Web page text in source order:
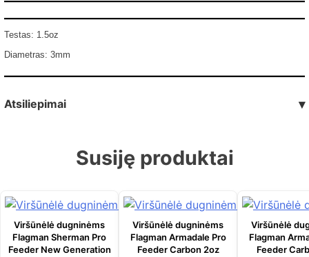
Testas: 1.5oz
Diametras: 3mm
Atsiliepimai ▾
Susiję produktai
Viršūnėlė dugninėms
Flagman Sherman Pro
Feeder New Generation
Viršūnėlė dugninėms
Flagman Armadale Pro
Feeder Carbon 2oz
Viršūnėlė
Flagman
Feeder